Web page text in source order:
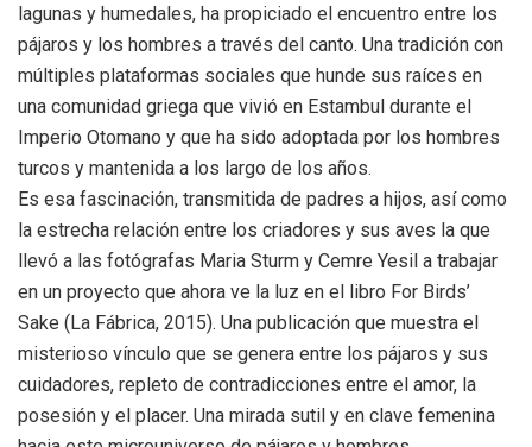
lagunas y humedales, ha propiciado el encuentro entre los
pájaros y los hombres a través del canto. Una tradición con
múltiples plataformas sociales que hunde sus raíces en
una comunidad griega que vivió en Estambul durante el
Imperio Otomano y que ha sido adoptada por los hombres
turcos y mantenida a los largo de los años.
Es esa fascinación, transmitida de padres a hijos, así como
la estrecha relación entre los criadores y sus aves la que
llevó a las fotógrafas Maria Sturm y Cemre Yesil a trabajar
en un proyecto que ahora ve la luz en el libro For Birds’
Sake (La Fábrica, 2015). Una publicación que muestra el
misterioso vínculo que se genera entre los pájaros y sus
cuidadores, repleto de contradicciones entre el amor, la
posesión y el placer. Una mirada sutil y en clave femenina